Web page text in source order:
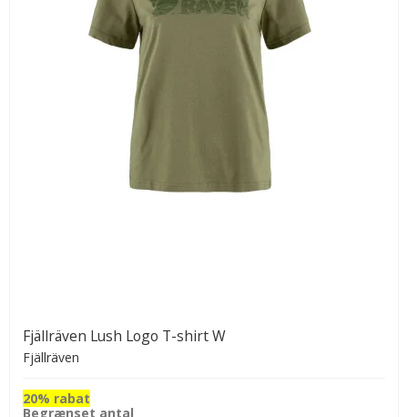
Fjällräven Lush Logo T-shirt W
Fjällräven
20% rabat
Begrænset antal